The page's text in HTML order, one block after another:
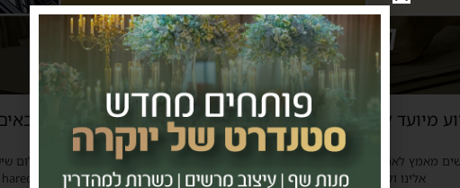
מיועד לגברים ונשים. הישיבה בהפרדה. מועדי המפגשים
מאמץ לאתר את בעלי הזכויות בצילומים המגיעים לידינו. אם זיהיתים בפרסומינו צילום
אלינו ולבקש לחדול מהשימוש באמצעות כתובת המייל: haredim.ashdod@gmail.com